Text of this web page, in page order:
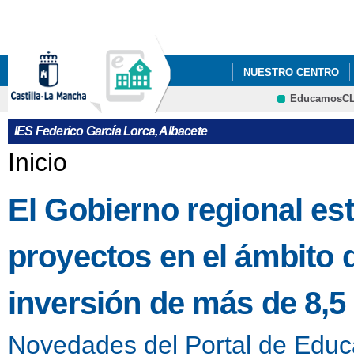
NUESTRO CENTRO
DEPARTAMENTOS
IES Federico García Lorca, Albacete
Se encuentra usted aquí
Inicio
El Gobierno regional
proyectos en el ámbito
inversión de más de
Novedades del Portal de